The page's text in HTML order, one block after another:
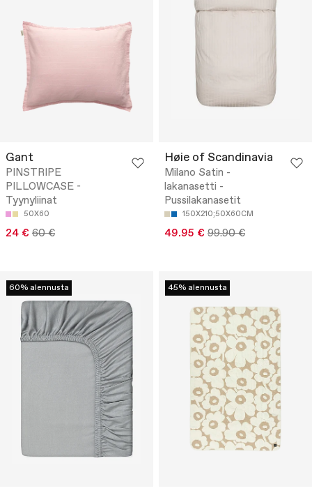
Gant
PINSTRIPE
PILLOWCASE -
Tyynyliinat
50X60
24 € 60 €
Høie of Scandinavia
Milano Satin -
lakanasetti -
Pussilakanasetit
150X210;50X60CM
49.95 € 99.90 €
60% alennusta 45% alennusta